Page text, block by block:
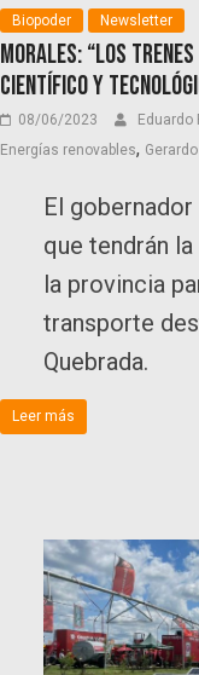
Biopoder Newsletter
Morales: “Los
científico y
08/06/2023 Eduardo
Energías renovables,
El
que tendrán
la provincia
transporte
Quebrada.
Leer más